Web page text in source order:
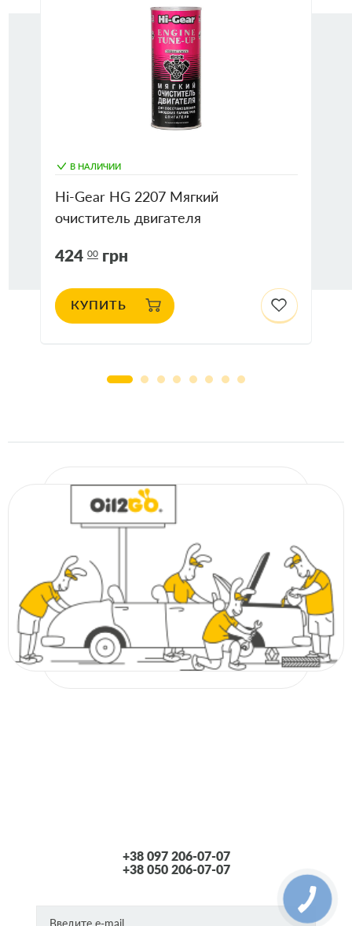
В НАЛИЧИИ
Hi-Gear HG 2207 Мягкий
очиститель двигателя
424 00 грн
КУПИТЬ
+38 097 206-07-07
+38 050 206-07-07